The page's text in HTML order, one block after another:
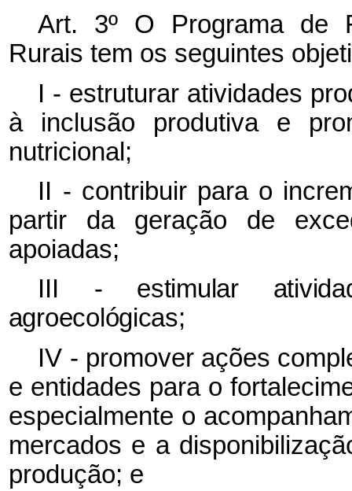
Art. 3º O Programa de
Rurais tem os seguintes
I - estruturar atividades
à inclusão produtiva e
nutricional;
II - contribuir para o
partir da geração de
apoiadas;
III - estimular
agroecológicas;
IV - promover ações
e entidades para o
especialmente o
mercados e a
produção; e